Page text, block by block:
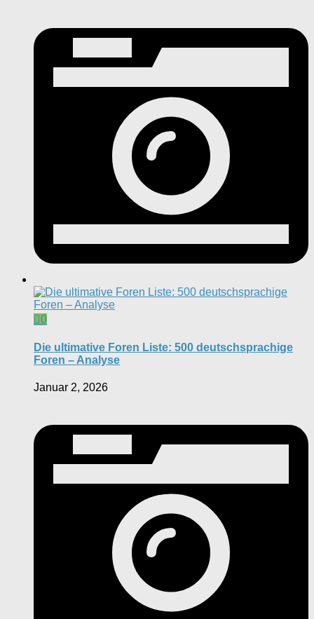
0
Die ultimative Foren Liste: 500 deutschsprachige
Foren – Analyse
Januar 2, 2026